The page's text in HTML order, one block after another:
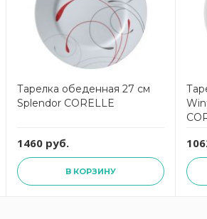
Тарелка обеденная 27 см
Splendor CORELLE
1460 руб.
В КОРЗИНУ